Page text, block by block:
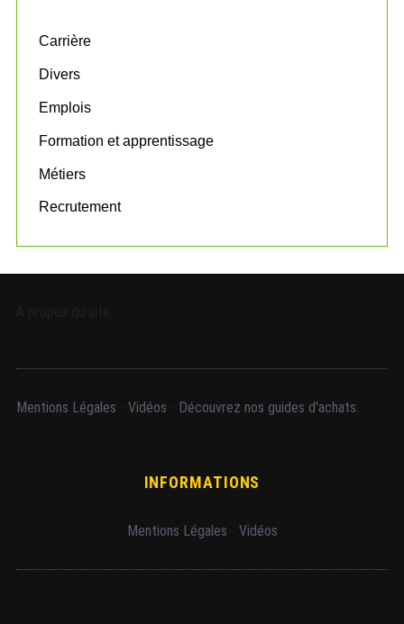
o
:
Carrière
Divers
Emplois
Formation et apprentissage
Métiers
Recrutement
Mentions Légales Vidéos Découvrez nos guides d'achats.
INFORMATIONS
Mentions Légales Vidéos